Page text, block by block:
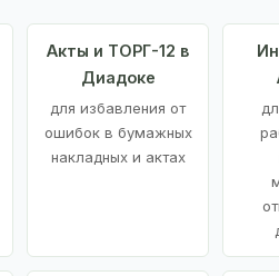
Акты и ТОРГ-12 в
Диадоке
для избавления от
ошибок в бумажных
накладных и актах